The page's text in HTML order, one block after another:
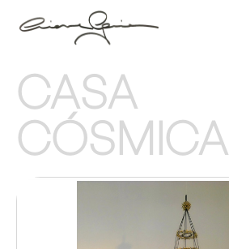
CASA
CÓSMICA